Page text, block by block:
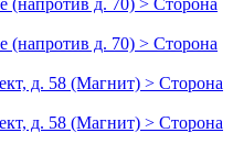
(напротив д. 70) > Сторона
(напротив д. 70) > Сторона
д. 58 (Магнит) > Сторона
д. 58 (Магнит) > Сторона